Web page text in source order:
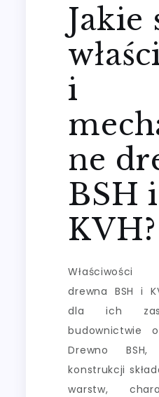
Jakie
i
ne
BSH i
KVH?
Właściwości
drewna BSH i
dla ich
budownictwie
Drewno
konstrukcji
warstw,